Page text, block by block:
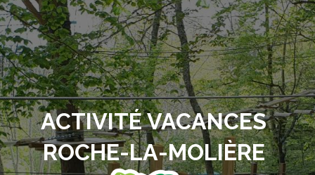
ACTIVITÉ VACANCES
ROCHE-LA-MOLIÈRE